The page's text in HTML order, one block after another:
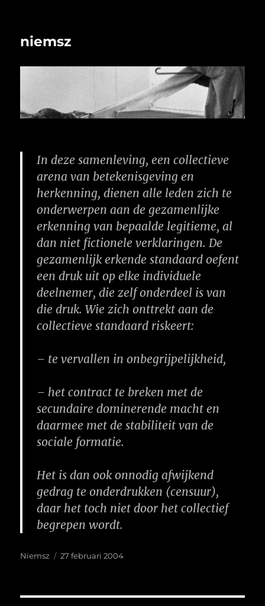
niemsz
In deze samenleving, een collectieve
arena van betekenisgeving en
herkenning, dienen alle leden zich te
onderwerpen aan de gezamenlijke
erkenning van bepaalde legitieme, al
dan niet fictionele verklaringen. De
gezamenlijk erkende standaard oefent
een druk uit op elke individuele
deelnemer, die zelf onderdeel is van
die druk. Wie zich onttrekt aan de
collectieve standaard riskeert:
– te vervallen in onbegrijpelijkheid,
– het contract te breken met de
secundaire dominerende macht en
daarmee met de stabiliteit van de
sociale formatie.
Het is dan ook onnodig afwijkend
gedrag te onderdrukken (censuur),
daar het toch niet door het collectief
begrepen wordt.
Auteur
Niemsz
Geplaatst
27 februari 2004